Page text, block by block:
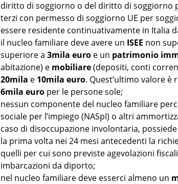
diritto di soggiorno o del diritto di soggiorno
terzi con permesso di soggiorno UE per
essere residente continuativamente in Italia
il nucleo familiare deve avere un ISEE non
superiore a3mila euro e un patrimonio
abitazione) e mobiliare(depositi, conti
20mila e 10mila euro. Quest’ultimo valore
6mila euro per le persone sole;
nessun componente del nucleo familiare
sociale per l’impiego (NASpI) o altri
caso di disoccupazione involontaria,
la prima volta nei 24 mesi antecedenti la
quelli per cui sono previste agevolazioni
imbarcazioni da diporto;
nel nucleo familiare deve esserci almeno un